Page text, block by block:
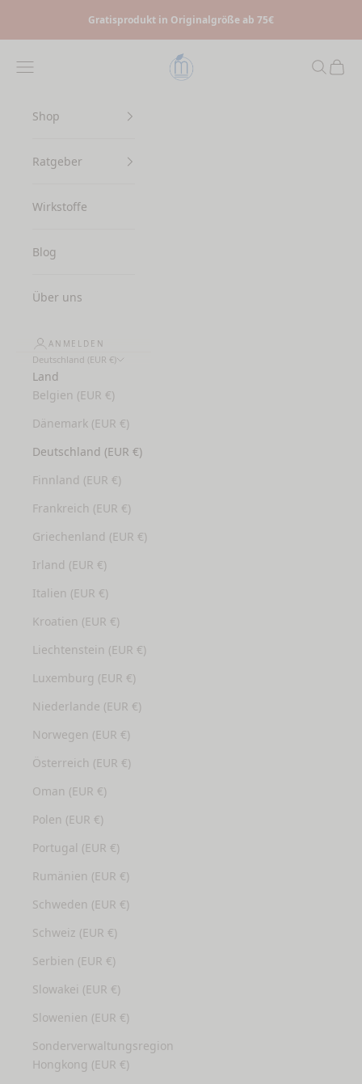
Gratisprodukt in Originalgröße ab 75€
Myrto Naturkosmetik
Menü Suchen
Shop
Ratgeber
Wirkstoffe
Blog
Über uns
ANMELDEN
Deutschland (EUR €)
Land
Belgien (EUR €)
Dänemark (EUR €)
Deutschland (EUR €)
Finnland (EUR €)
Frankreich (EUR €)
Griechenland (EUR €)
Irland (EUR €)
Italien (EUR €)
Kroatien (EUR €)
Liechtenstein (EUR €)
Luxemburg (EUR €)
Niederlande (EUR €)
Norwegen (EUR €)
Österreich (EUR €)
Oman (EUR €)
Polen (EUR €)
Portugal (EUR €)
Rumänien (EUR €)
Schweden (EUR €)
Schweiz (EUR €)
Serbien (EUR €)
Slowakei (EUR €)
Slowenien (EUR €)
Sonderverwaltungsregion
Hongkong (EUR €)